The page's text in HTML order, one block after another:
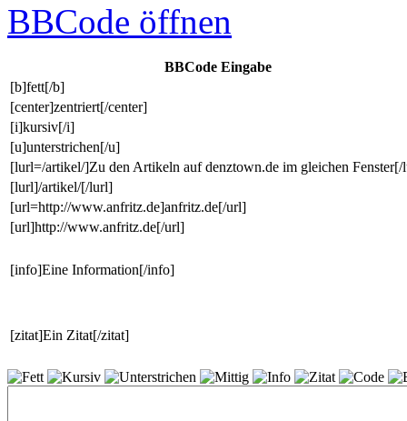
BBCode öffnen
BBCode Eingabe
[b]fett[/b]
[center]zentriert[/center]
[i]kursiv[/i]
[u]unterstrichen[/u]
[lurl=/artikel/]Zu den Artikeln auf denztown.de im gleichen
[lurl]/artikel/[/lurl]
[url=http://www.anfritz.de]anfritz.de[/url]
[url]http://www.anfritz.de[/url]
[info]Eine Information[/info]
[zitat]Ein Zitat[/zitat]